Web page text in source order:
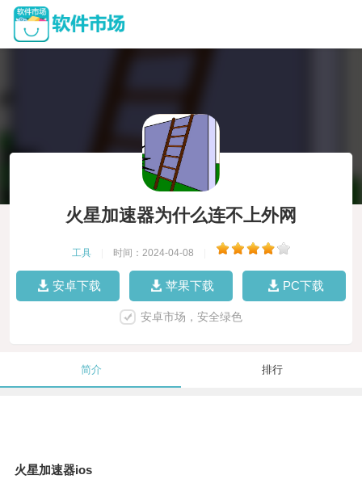
火星加速器为什么连不上外网
工具 时间：2024-04-08
安卓下载 苹果下载 PC下载
安卓市场，安全绿色
简介 排行
火星加速器ios